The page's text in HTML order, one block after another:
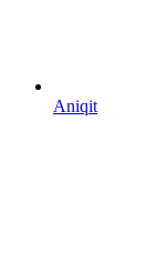
Aniqit